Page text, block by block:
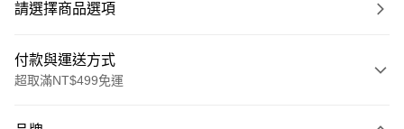
請選擇商品選項
付款與運送方式
超取滿NT$499免運